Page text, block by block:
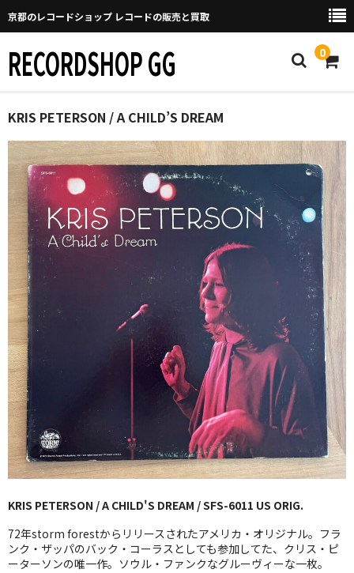
京都のレコードショップ レコードの販売と買取
RECORDSHOP GG 0
Home
マイページ
GGについて
買取について
取り置きなどについて
Categories
New Arrivals
GG RECORD （当店のレーベル）
全商品
JAZZ-US
BLUE NOTE
JAZZ-EU
JAZZ-JP
KRIS PETERSON / A CHILD’S DREAM
KRIS PETERSON / A CHILD'S DREAM / SFS-6011 US ORIG.
72年storm forestからリリースされたアメリカ・オリジナル。フラ
ンク・ザッパのバック・コーラスとしても参加してた、クリス・ピ
ーターソンの唯一作。ソウル・ファンクなグルーヴィーな一枚。